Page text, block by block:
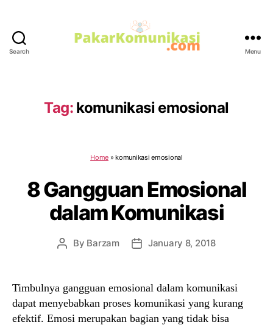
Search Menu
Tag: komunikasi emosional
Home »komunikasi emosional
8 Gangguan Emosional
dalam Komunikasi
Post
By Barzam
PostJanuary 8, 2018
Timbulnya gangguan emosional dalam komunikasi
dapat menyebabkan proses komunikasi yang kurang
efektif. Emosi merupakan bagian yang tidak bisa